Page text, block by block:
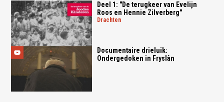
Deel 1: "De terugkeer van Evelijn
Roos en Hennie Zilverberg"
drachten
Documentaire drieluik:
Ondergedoken in Fryslân